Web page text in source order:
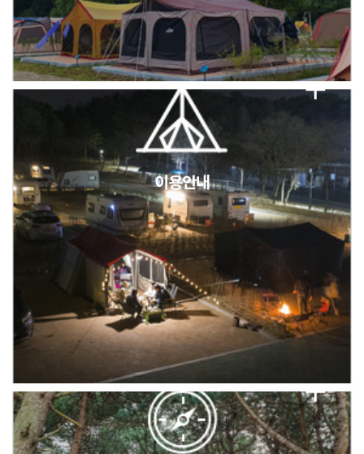
2026년 5월 캠핑장 안점 점검의 날 변경 안내
캠핑장(9월1일~6일) 미운영 공지
2026년 5월 캠핑장 안점 점검의 날 변경 안내
캠핑장(9월1일~6일) 미운영 공지
[6/1]전산시스템 점검 및 안정화에 따른 서비스 이용 제한 안내
이용안내